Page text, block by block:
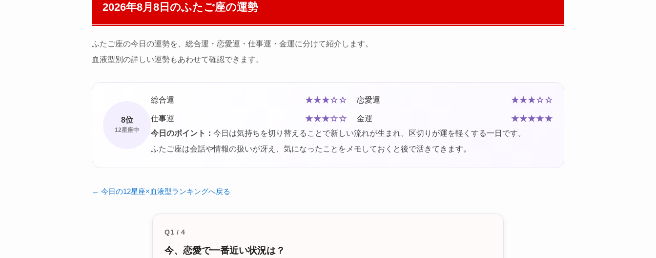
2026年8月8日のふたご座の運勢
ふたご座の今日の運勢を、総合運・恋愛運・仕事運・金運に分けて紹介します。
血液型別の詳しい運勢もあわせて確認できます。
8位
12星座中
総合運 ★★★☆☆ 恋愛運 ★★★☆☆
仕事運 ★★★☆☆ 金運
★★★★★
今日のポイント： 今日は気持ちを切り替えることで新しい流れが生まれ、区切りが運を軽くする一日です。
ふたご座は会話や情報の扱いが冴え、気になったことをメモしておくと後で活きてきます。
← 今日の12星座×血液型ランキングへ戻る
Q1 / 4
今、恋愛で一番近い状況は？